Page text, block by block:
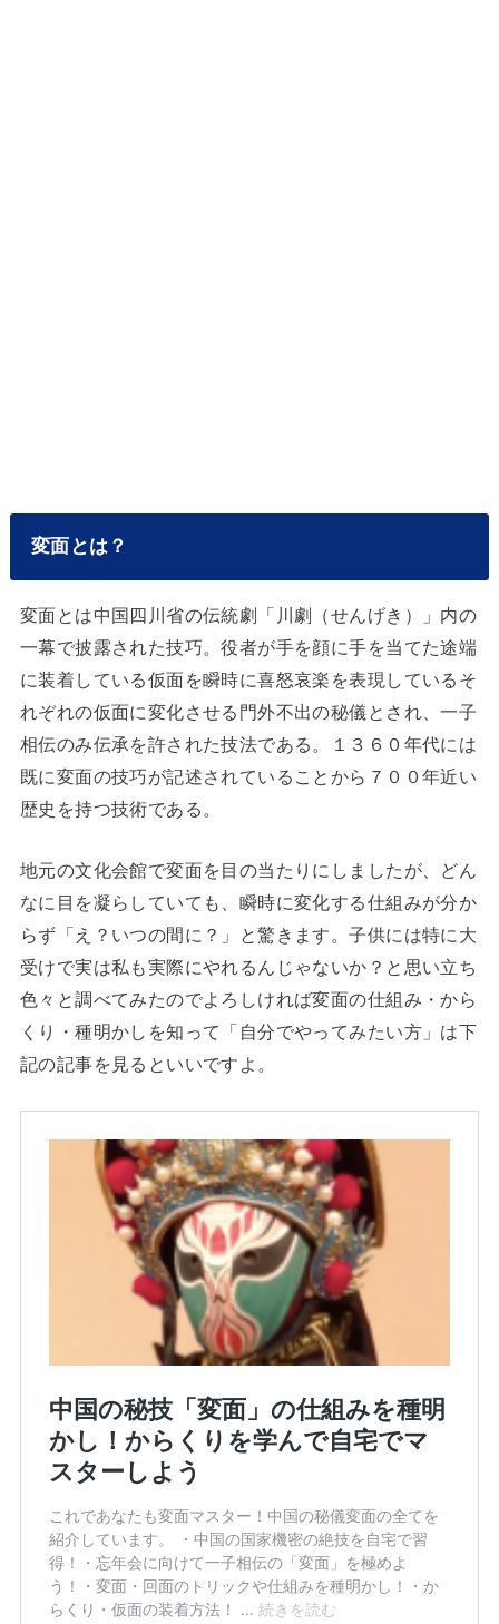
変面とは？
変面とは中国四川省の伝統劇「川劇（せんげき）」内の
一幕で披露された技巧。役者が手を顔に手を当てた途端
に装着している仮面を瞬時に喜怒哀楽を表現しているそ
れぞれの仮面に変化させる門外不出の秘儀とされ、一子
相伝のみ伝承を許された技法である。１３６０年代には
既に変面の技巧が記述されていることから７００年近い
歴史を持つ技術である。
地元の文化会館で変面を目の当たりにしましたが、どん
なに目を凝らしていても、瞬時に変化する仕組みが分か
らず「え？いつの間に？」と驚きます。子供には特に大
受けで実は私も実際にやれるんじゃないか？と思い立ち
色々と調べてみたのでよろしければ変面の仕組み・から
くり・種明かしを知って「自分でやってみたい方」は下
記の記事を見るといいですよ。